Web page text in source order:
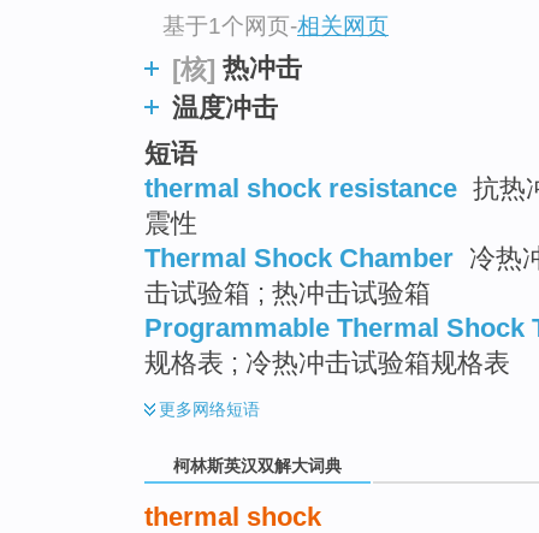
基于1个网页-相关网页
[核] 热冲击
温度冲击
短语
thermal shock resistance 抗热
震性
Thermal Shock Chamber 冷热
击试验箱 ; 热冲击试验箱
Programmable Thermal Shock
规格表 ; 冷热冲击试验箱规格表
更多网络短语
柯林斯英汉双解大词典
thermal shock